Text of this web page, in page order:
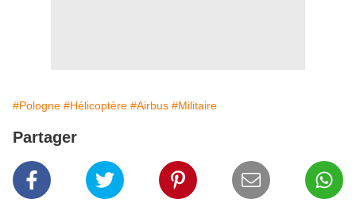
#Pologne #Hélicoptère #Airbus #Militaire
Partager